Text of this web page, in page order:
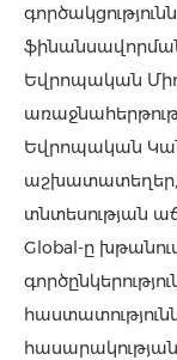
Եվրոպական
Եվրոպական
աշխատատեղեր,
տնտեսության
Global-ը